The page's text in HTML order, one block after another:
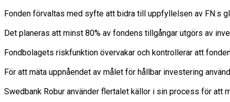
Fonden förvaltas med syfte att bidra till uppfyllelsen av FN:s
Det planeras att minst 80% av fondens tillgångar utgörs av
Fondbolagets riskfunktion övervakar och kontrollerar att
För att mäta uppnåendet av målet för hållbar investering
Swedbank Robur använder flertalet källor i sin process för att